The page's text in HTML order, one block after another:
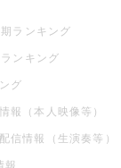
ランキング
ンキング
グ
報（本人映像等）
信情報（生演奏等）
報